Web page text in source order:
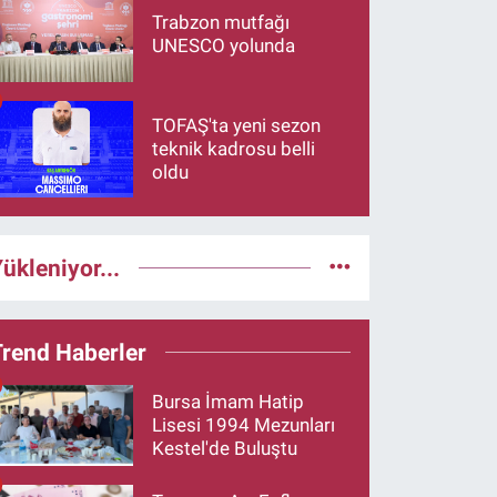
Trabzon mutfağı
UNESCO yolunda
TOFAŞ'ta yeni sezon
teknik kadrosu belli
oldu
Haberler
Bursa İmam Hatip
Lisesi 1994 Mezunları
Kestel'de Buluştu